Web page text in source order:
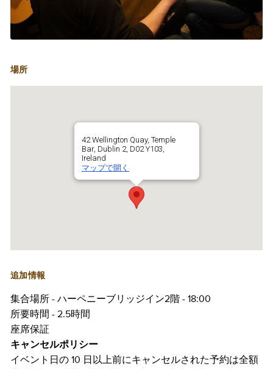
場所
42 Wellington Quay, Temple
Bar, Dublin 2, D02 Y103,
Ireland
マップで開く
追加情報
集合場所 - ハーペニーブリッジイン2階 - 18:00
所要時間 - 2.5時間
座席保証
キャンセルポリシー
イベント日の 10 日以上前にキャンセルされた予約は全額